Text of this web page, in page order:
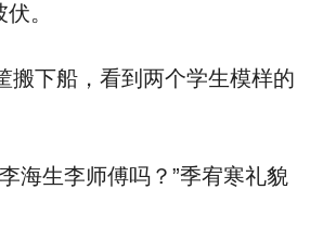
。
下船，看到两个学生模样的
海生李师傅吗？”季宥寒礼貌